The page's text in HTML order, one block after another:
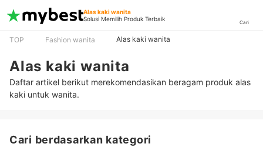
Alas kaki wanita
Solusi Memilih Produk Terbaik
Cari
TOP Fashion wanita Alas kaki wanita
Alas kaki wanita
Daftar artikel berikut merekomendasikan beragam produk alas
kaki untuk wanita.
Cari berdasarkan kategori